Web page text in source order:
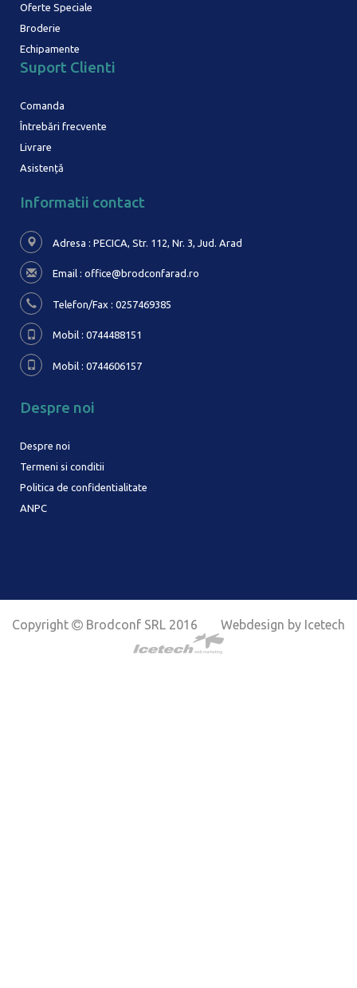
Oferte Speciale
Broderie
Echipamente
Suport Clienti
Comanda
Întrebări frecvente
Livrare
Asistență
Informatii contact
Adresa : PECICA, Str. 112, Nr. 3, Jud. Arad
Email : office@brodconfarad.ro
Telefon/Fax : 0257469385
Mobil : 0744488151
Mobil : 0744606157
Despre noi
Despre noi
Termeni si conditii
Politica de confidentialitate
ANPC
Copyright Brodconf SRL 2016 Webdesign by Icetech